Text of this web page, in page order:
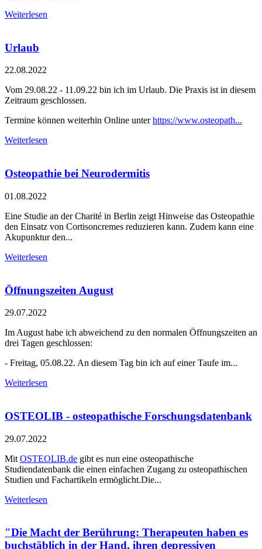
Weiterlesen
Urlaub
22.08.2022
Vom 29.08.22 - 11.09.22 bin ich im Urlaub. Die Praxis ist in diesem
Zeitraum geschlossen.
Termine können weiterhin Online unterhttps://www.osteopath...
Weiterlesen
Osteopathie bei Neurodermitis
01.08.2022
Eine Studie an der Charité in Berlin zeigt Hinweise das Osteopathie
den Einsatz von Cortisoncremes reduzieren kann. Zudem kann eine
Akupunktur den...
Weiterlesen
Öffnungszeiten August
29.07.2022
Im August habe ich abweichend zu den normalen Öffnungszeiten an
drei Tagen geschlossen:
- Freitag, 05.08.22. An diesem Tag bin ich auf einer Taufe im...
Weiterlesen
OSTEOLIB - osteopathische Forschungsdatenbank
29.07.2022
Mit OSTEOLIB.de gibt es nun eine osteopathische
Studiendatenbank die einen einfachen Zugang zu osteopathischen
Studien und Fachartikeln ermöglicht.Die...
Weiterlesen
"Die Macht der Berührung: Therapeuten haben es
buchstäblich in der Hand, ihren depressiven